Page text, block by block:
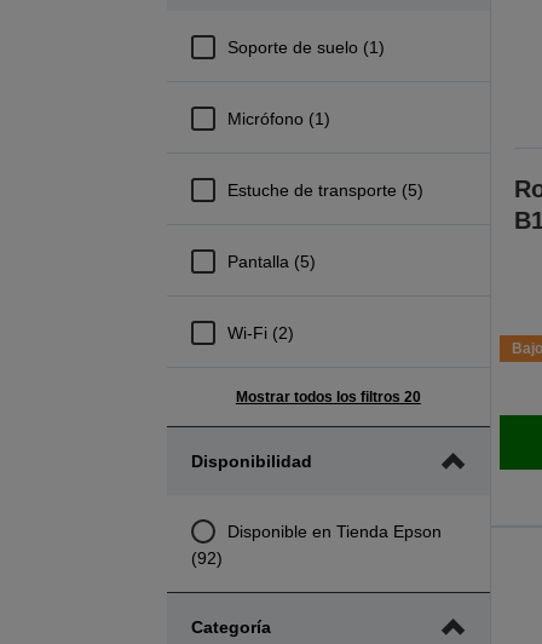
Soporte de suelo (1)
Micrófono (1)
Estuche de transporte (5)
Pantalla (5)
Wi-Fi (2)
Mostrar todos los filtros 20
Disponibilidad
Disponible en Tienda Epson
(92)
Categoría